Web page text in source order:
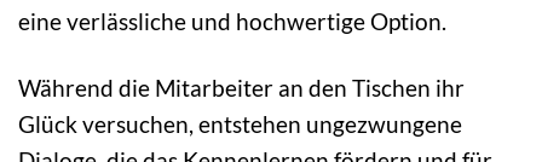
eine verlässliche und hochwertige Option.
Während die Mitarbeiter an den Tischen ihr
Glück versuchen, entstehen ungezwungene